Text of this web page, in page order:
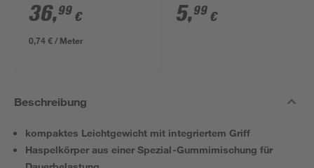
NYM-J 3x1,5mm² 50
m
36,99 €
0,74 € / Meter
5,99 €
Beschreibung
kompaktes Leichtgewicht mit integriertem Griff
Haspelkörper aus einer Spezial-Gummimischung für